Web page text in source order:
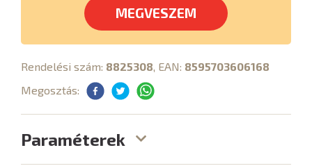
MEGVESZEM
Rendelési szám: 8825308 , EAN: 8595703606168
Megosztás:
Paraméterek